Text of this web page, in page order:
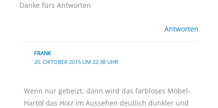
Danke fürs Antworten
Antworten
FRANK
20. OKTOBER 2015 UM 22:38 UHR
Wenn nur gebeizt, dann wird das farbloses Möbel-
Hartöl das Holz im Aussehen deutlich dunkler und